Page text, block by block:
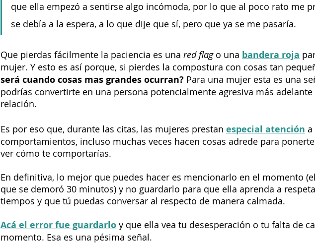
que ella empezó a sentirse algo incómoda, por lo que al poco rato me
se debía a la espera, a lo que dije que sí, pero que ya se me pasaría.
Que pierdas fácilmente la paciencia es una red flag o una bandera roja
mujer. Y esto es así porque, si pierdes la compostura con cosas tan
será cuando cosas mas grandes ocurran? Para una mujer esta es una
podrías convertirte en una persona potencialmente agresiva más adelante
relación.
Es por eso que, durante las citas, las mujeres prestan especial atención a
comportamientos, incluso muchas veces hacen cosas adrede para
ver cómo te comportarías.
En definitiva, lo mejor que puedes hacer es mencionarlo en el momento
que se demoró 30 minutos) y no guardarlo para que ella aprenda a
tiempos y que tú puedas conversar al respecto de manera calmada.
Acá el error fue guardarlo y que ella vea tu desesperación o tu falta de
momento. Esa es una pésima señal.